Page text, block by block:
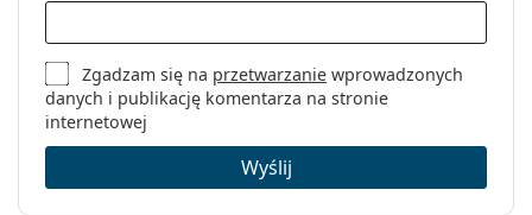
Zgadzam się na przetwarzanie wprowadzonych
danych i publikację komentarza na stronie
internetowej
Wyślij